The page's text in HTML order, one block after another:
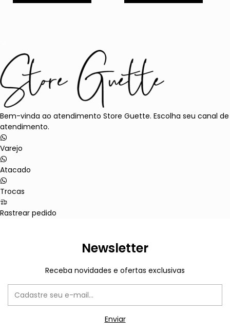
Bem-vinda ao atendimento Store Guette. Escolha seu canal de
atendimento.
Varejo
Atacado
Trocas
Rastrear pedido
Newsletter
Receba novidades e ofertas exclusivas